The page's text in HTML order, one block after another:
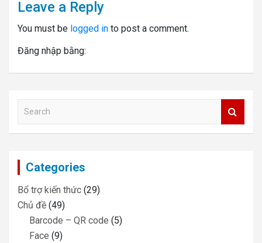
Leave a Reply
You must be logged in to post a comment.
Đăng nhập bằng:
a
c
Categories
Bổ trợ kiến thức (29)
Chủ đề (49)
Barcode – QR code (5)
Face (9)